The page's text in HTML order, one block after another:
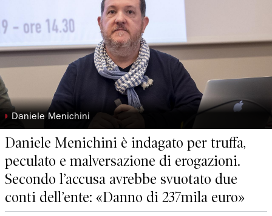
◗ Daniele Menichini
Daniele Menichini è indagato per truffa,
peculato e malversazione di erogazioni.
Secondo l’accusa avrebbe svuotato due
conti dell’ente: «Danno di 237mila euro»